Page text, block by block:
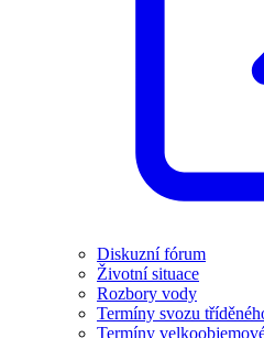
Diskuzní fórum
Životní situace
Rozbory vody
Termíny svozu
Termíny